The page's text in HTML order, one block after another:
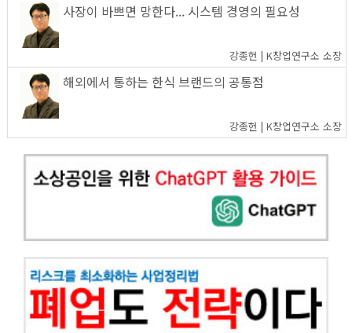
사장이 바쁘면 망한다... 시스템 경영의 필요성
강종헌 | K창업연구소 소장
해외에서 통하는 한식 브랜드의 공통점
강종헌 | K창업연구소 소장